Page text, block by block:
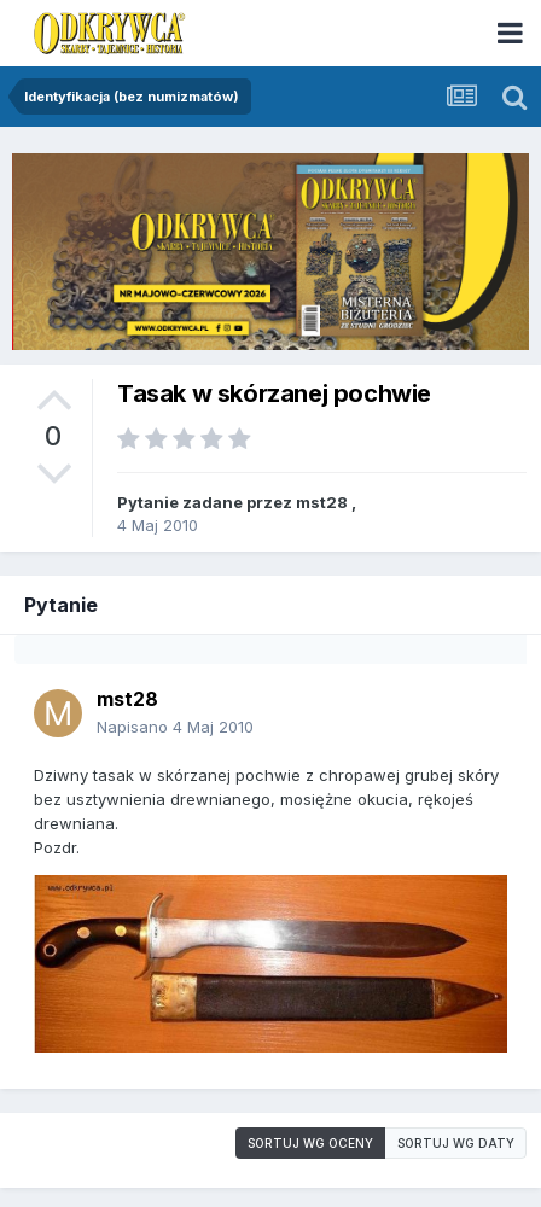
Identyfikacja (bez numizmatów)
0
Tasak w skórzanej pochwie
Pytanie zadane przez mst28
4 Maj 2010
Pytanie
mst28
Napisano 4 Maj 2010
Dziwny tasak w skórzanej pochwie z chropawej grubej skóry
bez usztywnienia drewnianego, mosiężne okucia, rękojeś
drewniana.
Pozdr.
SORTUJ WG OCENY SORTUJ WG DATY